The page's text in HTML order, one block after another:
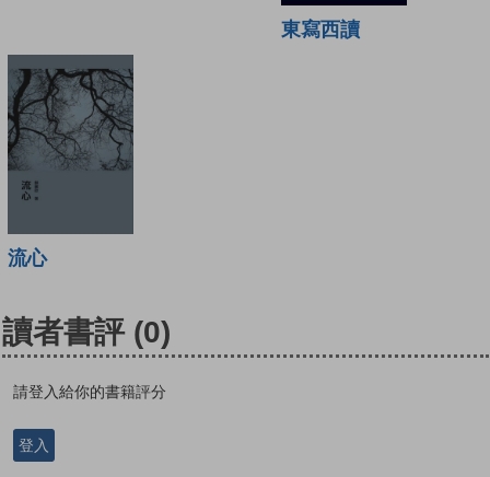
東寫西讀
流心
讀者書評 (0)
請登入給你的書籍評分
登入